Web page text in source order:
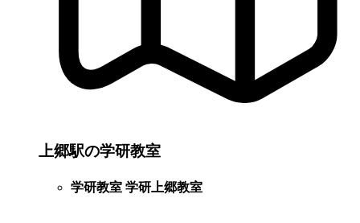
上郷駅の学研教室
学研教室 学研上郷教室